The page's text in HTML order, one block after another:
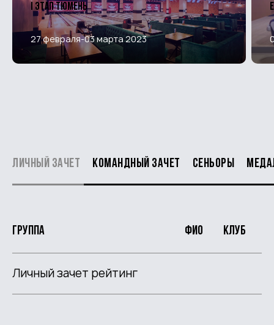
I этап Тюмень
27 февраля-03 марта 2023
Личный зачет Командный зачет Сеньоры
Группа ФИО Клуб
Личный зачет рейтинг